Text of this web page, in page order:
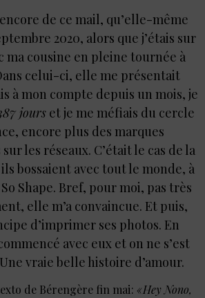
de ce mail, qu’elle-même
2020, alors que j’étais sur
ma cousine en pleine tournée à
celui-ci, elle me présentait
à mon compte depuis un mois, je
jours et je me méfiais du cercle
encore plus des marques
les réseaux. C’était le cas de la
bossaient avec tout le monde, à
Shape. Bref, pour moi, pas très
elle m’a convaincue. Et puis,
d’imprimer ses photos. En
avec eux et on ne s’est
vraie belle histoire d’amour.
de Bérengère fin mai : « Hey Nono,